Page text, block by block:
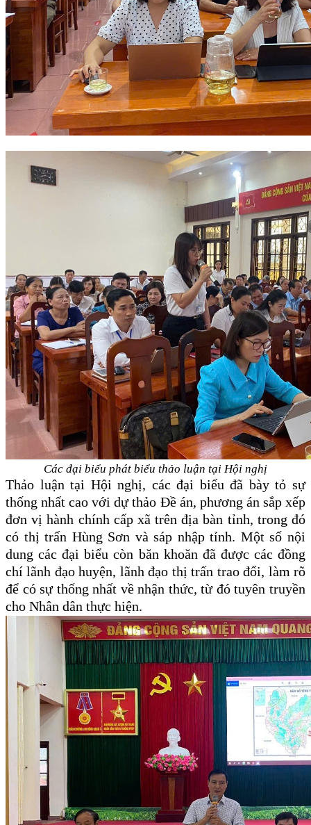
Các đại biểu phát biểu thảo luận tại Hội nghị
Thảo luận tại Hội nghị, các đại biểu đã bày tỏ sự
thống nhất cao với dự thảo Đề án, phương án sắp xếp
đơn vị hành chính cấp xã trên địa bàn tỉnh, trong đó
có thị trấn Hùng Sơn và sáp nhập tỉnh. Một số nội
dung các đại biểu còn băn khoăn đã được các đồng
chí lãnh đạo huyện, lãnh đạo thị trấn trao đổi, làm rõ
để có sự thống nhất về nhận thức, từ đó tuyên truyền
cho Nhân dân thực hiện.